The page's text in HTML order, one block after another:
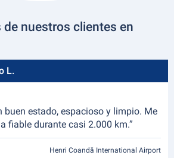
de nuestros clientes en
L.
buen estado, espacioso y limpio. Me
fiable durante casi 2.000 km.”
Henri Coandă International Airport